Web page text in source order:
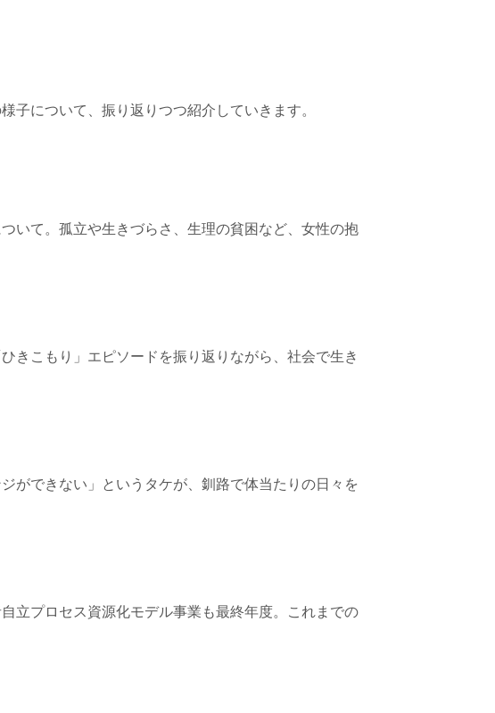
子について、振り返りつつ紹介していきます。
いて。孤立や生きづらさ、生理の貧困など、女性の抱
きこもり」エピソードを振り返りながら、社会で生き
ができない」というタケが、釧路で体当たりの日々を
立プロセス資源化モデル事業も最終年度。これまでの